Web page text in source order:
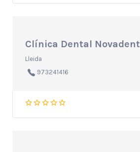
Clínica Dental Novadent
Lleida
973241416